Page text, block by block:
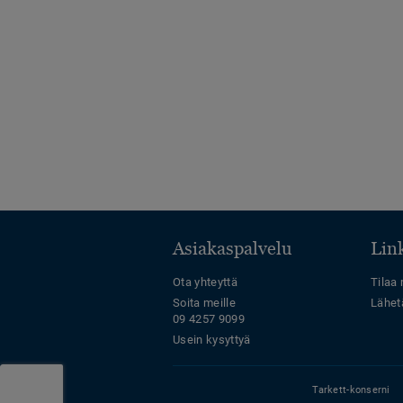
Asiakaspalvelu
Ota yhteyttä
Soita meille
09 4257 9099
Usein kysyttyä
Tilaa
Tarkett-konserni